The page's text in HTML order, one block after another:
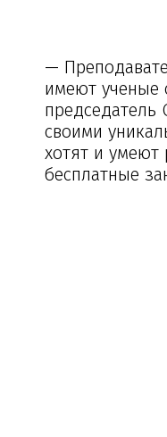
—
имеют ученые
председатель
своими
хотят и
бесплатные